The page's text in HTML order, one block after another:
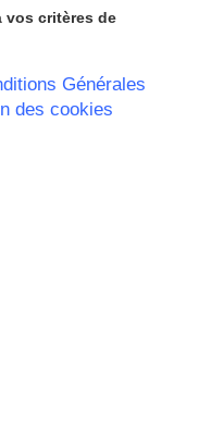
vos critères de
Générales
des cookies